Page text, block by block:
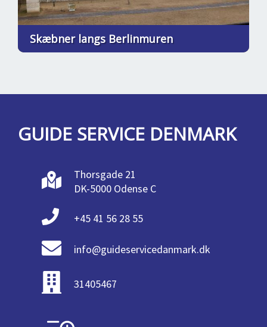
Skæbner langs Berlinmuren
GUIDE SERVICE DENMARK
Thorsgade 21
DK-5000 Odense C
+45 41 56 28 55
info@guideservicedanmark.dk
31405467